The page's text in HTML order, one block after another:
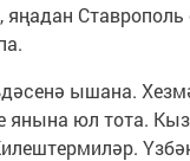
яңадан Ставрополь
ышана.
янына юл тота.